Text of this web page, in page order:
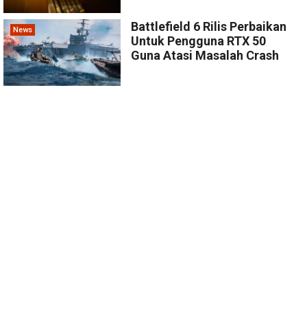
News
Battlefield 6 Rilis Perbaikan
Untuk Pengguna RTX 50
Guna Atasi Masalah Crash